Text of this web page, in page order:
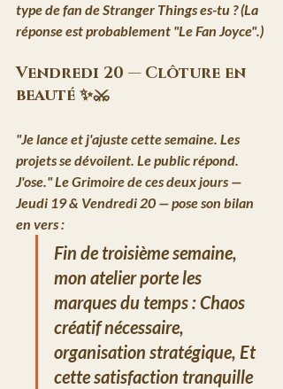
type de fan de Stranger Things es-tu ? (La
réponse est probablement "Le Fan Joyce".)
Vendredi 20 — Clôture en
beauté ✨⚔️
"Je lance et j'ajuste cette semaine. Les
projets se dévoilent. Le public répond.
J'ose."Le Grimoire de ces deux jours —
Jeudi 19 & Vendredi 20 — pose son bilan
en vers :
Fin de troisième semaine,
mon atelier porte les
marques du temps :Chaos
créatif nécessaire,
organisation stratégique, Et
cette satisfaction tranquille